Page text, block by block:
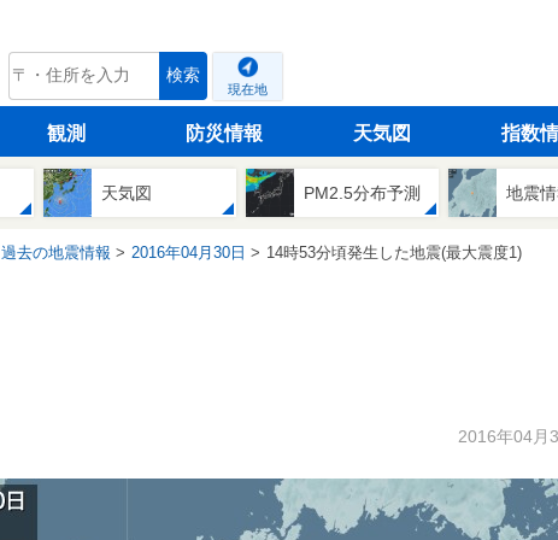
tenki.jp 検索
現在地
観測 防災情報 天気図 指数
天気図 PM2.5分布予測 地震
過去の地震情報 2016年04月30日 14時53分頃発生した地震(最大震度1)
2016年04月